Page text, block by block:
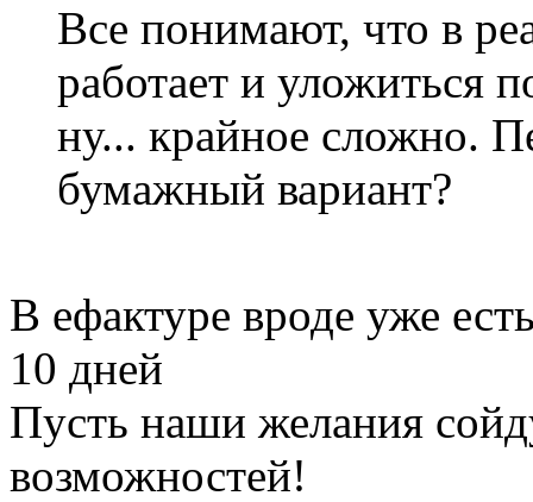
Все понимают, что в
работает и уложиться
ну... крайное сложно.
бумажный вариант?
В ефактуре вроде уже
10 дней
Пусть наши желания
возможностей!